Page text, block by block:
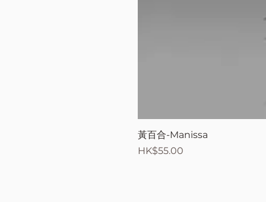
黃百合-Manissa
價格
HK$55.00